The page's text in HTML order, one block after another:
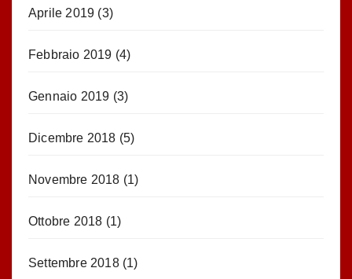
Aprile 2019 (3)
Febbraio 2019 (4)
Gennaio 2019 (3)
Dicembre 2018 (5)
Novembre 2018 (1)
Ottobre 2018 (1)
Settembre 2018(1)